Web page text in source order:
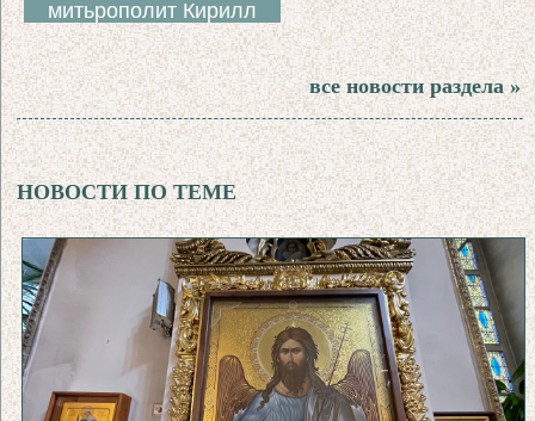
митьрополит Кирилл
все новости раздела »
НОВОСТИ ПО ТЕМЕ